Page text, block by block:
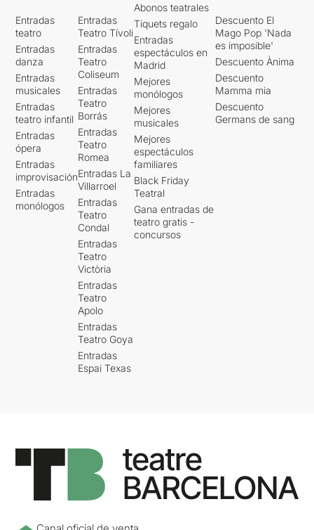
Entradas
teatro
Entradas
danza
Entradas
musicales
Entradas
teatro infantil
Entradas
ópera
Entradas
improvisación
Entradas
monólogos
Entradas
Teatro Tívoli
Entradas
Teatro
Coliseum
Entradas
Teatro
Borrás
Entradas
Teatro
Romea
Entradas La
Villarroel
Entradas
Teatro
Condal
Entradas
Teatro
Victòria
Entradas
Teatro
Apolo
Entradas
Teatro Goya
Entradas
Espai Texas
Abonos teatrales
Tiquets regalo
Entradas
espectáculos en
Madrid
Mejores
monólogos
Mejores
musicales
Mejores
espectáculos
familiares
Black Friday
Teatral
Gana entradas de
teatro gratis -
concursos
Descuento El
Mago Pop 'Nada
es imposible'
Descuento Ànima
Descuento
Mamma mia
Descuento
Germans de sang